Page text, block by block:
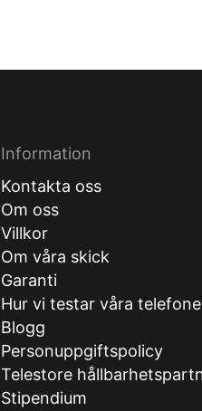
Information
Kontakta oss
Om oss
Villkor
Om våra skick
Garanti
Hur vi testar våra
Blogg
Personuppgiftspolicy
Telestore
Stipendium